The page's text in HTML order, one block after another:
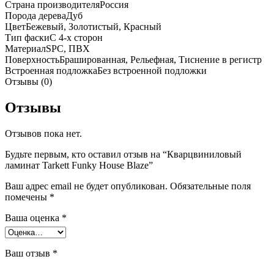
Страна производителяРоссия
Порода дереваДуб
ЦветБежевый, Золотистый, Красный
Тип фаскиС 4-х сторон
МатериалSPC, ПВХ
ПоверхностьБрашированная, Рельефная, Тиснение в регистр
Встроенная подложкаБез встроенной подложки
Отзывы (0)
Отзывы
Отзывов пока нет.
Будьте первым, кто оставил отзыв на “Кварцвиниловый
ламинат Tarkett Funky House Blaze”
Ваш адрес email не будет опубликован. Обязательные поля
помечены *
Ваша оценка *
Ваш отзыв *